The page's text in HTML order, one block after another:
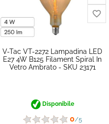
V-Tac VT-2272 Lampadina LED
E27 4W B125 Filament Spiral In
Vetro Ambrato - SKU 23171
Disponibile
0/5